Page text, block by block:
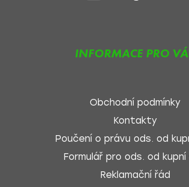
INFORMACE PRO
Obchodní podmínky
Kontakty
Poučení o právu ods. od
Formulář pro ods. od kupní
Reklamační řád